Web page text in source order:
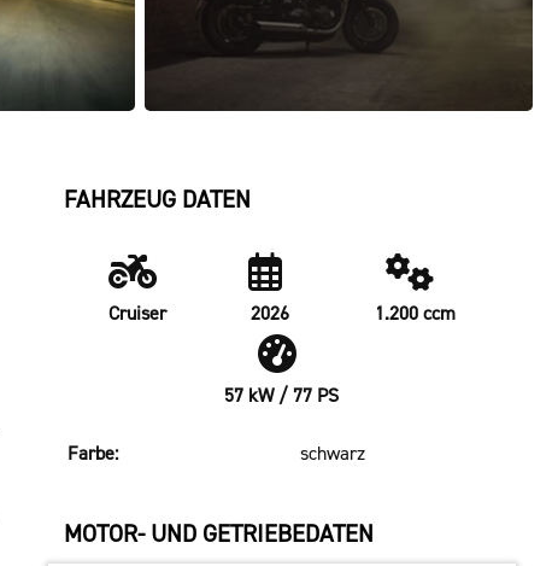
FAHRZEUG DATEN
Cruiser 2026 1.200 ccm
57 kW / 77 PS
Farbe: schwarz
MOTOR- UND GETRIEBEDATEN